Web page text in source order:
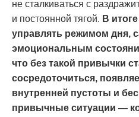
не сталкиваться с
и постоянной тягой. В
управлять режимом дня,
эмоциональным
что без такой привычки
сосредоточиться,
внутренней пустоты и
привычные ситуации —